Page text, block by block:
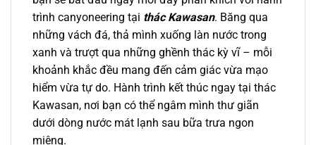
trình canyoneering tại thác Kawasan. Băng qua
những vách đá, thả mình xuống làn nước trong
xanh và trượt qua những ghềnh thác kỳ vĩ – mỗi
khoảnh khắc đều mang đến cảm giác vừa mạo
hiểm vừa tự do. Hành trình kết thúc ngay tại thác
Kawasan, nơi bạn có thể ngâm mình thư giãn
dưới dòng nước mát lạnh sau bữa trưa ngon
miệng.